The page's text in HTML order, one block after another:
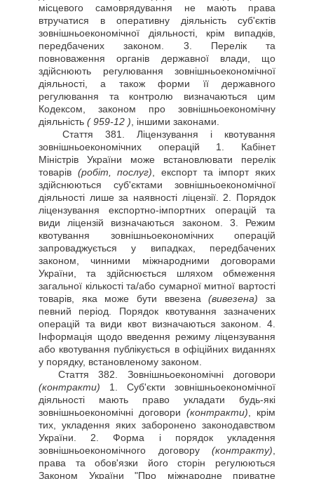
місцевого самоврядування не мають права
втручатися в оперативну діяльність суб'єктів
зовнішньоекономічної діяльності, крім випадків,
передбачених законом. 3. Перелік та
повноваження органів державної влади, що
здійснюють регулювання зовнішньоекономічної
діяльності, а також форми її державного
регулювання та контролю визначаються цим
Кодексом, законом про зовнішньоекономічну
діяльність ( 959-12 ) , іншими законами.
Стаття 381. Ліцензування і квотування
зовнішньоекономічних операцій 1. Кабінет
Міністрів України може встановлювати перелік
товарів (робіт, послуг) , експорт та імпорт яких
здійснюються суб'єктами зовнішньоекономічної
діяльності лише за наявності ліцензії. 2. Порядок
ліцензування експортно-імпортних операцій та
види ліцензій визначаються законом. 3. Режим
квотування зовнішньоекономічних операцій
запроваджується у випадках, передбачених
законом, чинними міжнародними договорами
України, та здійснюється шляхом обмеження
загальної кількості та/або сумарної митної вартості
товарів, яка може бути ввезена(вивезена) за
певний період. Порядок квотування зазначених
операцій та види квот визначаються законом. 4.
Інформація щодо введення режиму ліцензування
або квотування публікується в офіційних виданнях
у порядку, встановленому законом.
Стаття 382. Зовнішньоекономічні договори
(контракти) 1. Суб'єкти зовнішньоекономічної
діяльності мають право укладати будь-які
зовнішньоекономічні договори (контракти) , крім
тих, укладення яких заборонено законодавством
України. 2. Форма і порядок укладення
зовнішньоекономічного договору (контракту)
права та обов'язки його сторін регулюються
Законом України "Про міжнародне приватне